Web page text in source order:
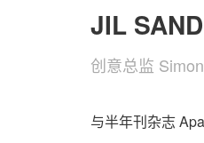
JIL
创意总监
与半年刊杂志